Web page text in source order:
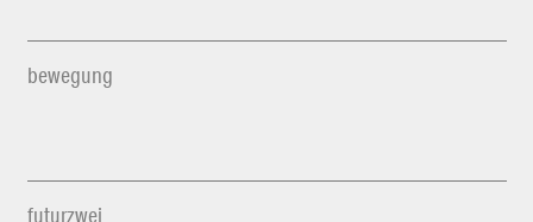
bewegung
futurzwei